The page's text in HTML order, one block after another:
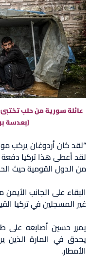
(بعدسة
“لقد كان أردوغان يركب
لقد أعطى هذا تركيا دفعة
من الدول القومية حيث
البقاء على الجانب
غير المسجلين في تركيا
يمرر حسين أصابعه على
يحدق في المارة
الأمطار.